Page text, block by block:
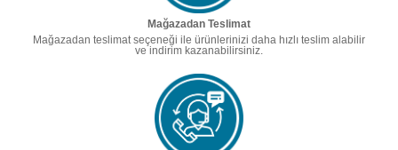
Mağazadan Teslimat
Mağazadan teslimat seçeneği ile ürünlerinizi daha hızlı teslim alabilir
ve indirim kazanabilirsiniz.